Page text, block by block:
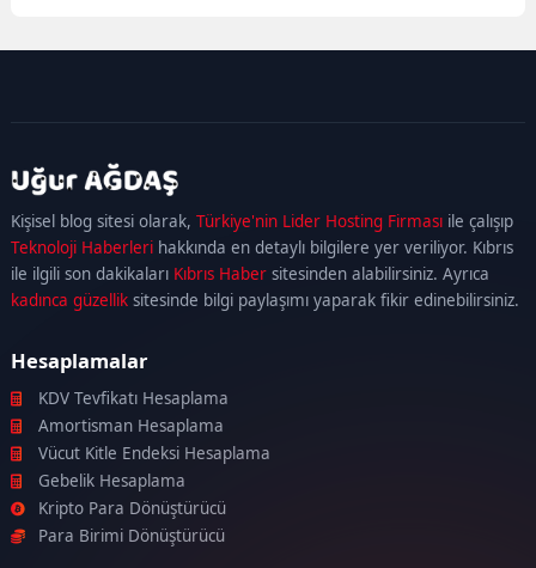
Kişisel blog sitesi olarak,Türkiye'nin Lider Hosting Firması ile çalışıp
Teknoloji Haberleri hakkında en detaylı bilgilere yer veriliyor. Kıbrıs
ile ilgili son dakikaları Kıbrıs Haber sitesinden alabilirsiniz. Ayrıca
kadınca güzellik sitesinde bilgi paylaşımı yaparak fikir edinebilirsiniz.
kadıköy
escortmaltepe
escortataşehir
escortümraniye
escort
Hesaplamalar
KDV Tevfikatı Hesaplama
Amortisman Hesaplama
Vücut Kitle Endeksi Hesaplama
Gebelik Hesaplama
Kripto Para Dönüştürücü
Para Birimi Dönüştürücü